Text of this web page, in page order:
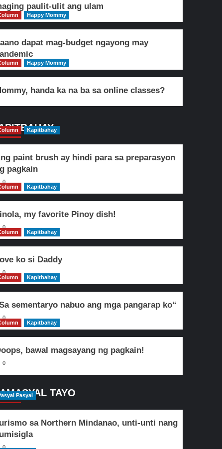
paulit-ulit ang ulam
Happy Mommy
dapat mag-budget ngayong may
Happy Mommy
handa ka na ba sa online classes?
Kapitbahay
paint brush ay hindi para sa preparasyon
pagkain
0
Kapitbahay
my favorite Pinoy dish!
0
Kapitbahay
ko si Daddy
0
Kapitbahay
sementaryo nabuo ang mga pangarap ko“
0
Kapitbahay
bawal magsayang ng pagkain!
0
TAYO
Pasyal
sa Northern Mindanao, unti-unti nang
0